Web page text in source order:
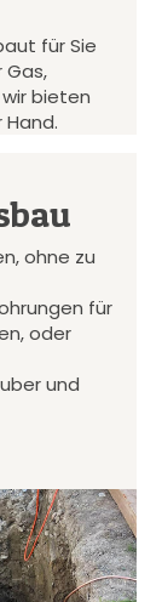
für Sie
Gas,
bieten
ohne zu
für
oder
und